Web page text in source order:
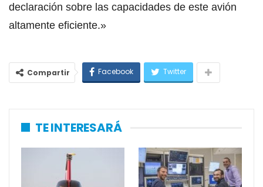
declaración sobre las capacidades de este avión
altamente eficiente.»
Compartir Facebook Twitter
TE INTERESARÁ